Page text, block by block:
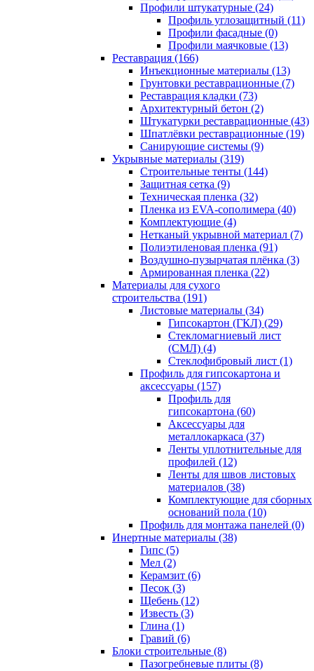
Профили штукатурные (24)
Профиль углозащитный (11)
Профили фасадные (0)
Профили маячковые (13)
Реставрация (166)
Инъекционные материалы (13)
Грунтовки реставрационные (7)
Реставрация кладки (73)
Архитектурный бетон (2)
Штукатурки реставрационные (43)
Шпатлёвки реставрационные (19)
Санирующие системы (9)
Укрывные материалы (319)
Строительные тенты (144)
Защитная сетка (9)
Техническая пленка (32)
Пленка из EVA-сополимера (40)
Комплектующие (4)
Нетканый укрывной материал (7)
Полиэтиленовая пленка (91)
Воздушно-пузырчатая плёнка (3)
Армированная пленка (22)
Материалы для сухого
строительства (191)
Листовые материалы (34)
Гипсокартон (ГКЛ) (29)
Стекломагниевый лист
(СМЛ) (4)
Cтеклофибровый лист (1)
Профиль для гипсокартона и
аксессуары (157)
Профиль для
гипсокартона (60)
Аксессуары для
металлокаркаса (37)
Ленты уплотнительные для
профилей (12)
Ленты для швов листовых
материалов (38)
Комплектующие для сборных
оснований пола (10)
Профиль для монтажа панелей (0)
Инертные материалы (38)
Гипс (5)
Мел (2)
Керамзит (6)
Песок (3)
Щебень (12)
Известь (3)
Глина (1)
Гравий (6)
Блоки строительные (8)
Пазогребневые плиты (8)